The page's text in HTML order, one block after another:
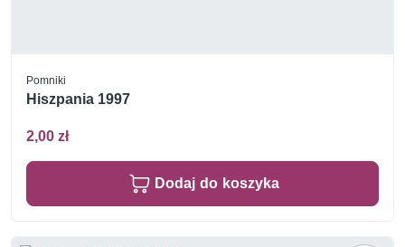
Pomniki
Hiszpania 1997
2,00 zł
Dodaj do koszyka